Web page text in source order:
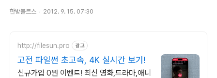
한방블르스 2012. 9. 15. 07:30
http://filesun.pro 광고
고전 파일썬 초고속, 4K 실시간 보기!
신규가입 0원 이벤트! 최신 영화,드라마,애니